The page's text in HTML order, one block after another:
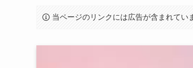
当ページのリンクには広告が含まれてい